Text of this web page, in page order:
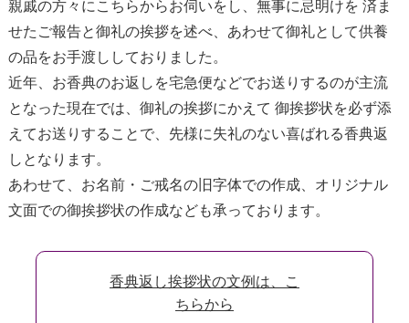
親戚の方々にこちらからお伺いをし、無事に忌明けを 済ま
せたご報告と御礼の挨拶を述べ、あわせて御礼として供養
の品をお手渡ししておりました。
近年、お香典のお返しを宅急便などでお送りするのが主流
となった現在では、御礼の挨拶にかえて 御挨拶状を必ず添
えてお送りすることで、先様に失礼のない喜ばれる香典返
しとなります。
あわせて、お名前・ご戒名の旧字体での作成、オリジナル
文面での御挨拶状の作成なども承っております。
香典返し挨拶状の文例は、こ
ちらから